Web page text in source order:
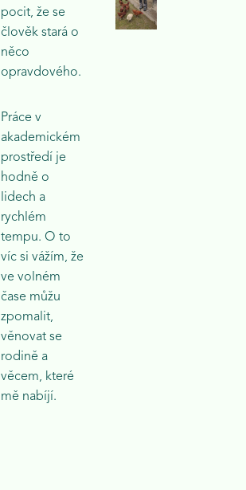
pocit, že se
člověk stará o
něco
opravdového.
Práce v
akademickém
prostředí je
hodně o
lidech a
rychlém
tempu. O to
víc si vážím, že
ve volném
čase můžu
zpomalit,
věnovat se
rodině a
věcem, které
mě nabíjí.